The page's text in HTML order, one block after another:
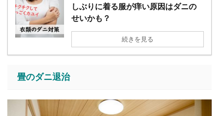
しぶりに着る服が痒い原因はダニの
せいかも？
続きを見る
畳のダニ退治